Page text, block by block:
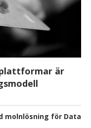
är
molnlösning för Data